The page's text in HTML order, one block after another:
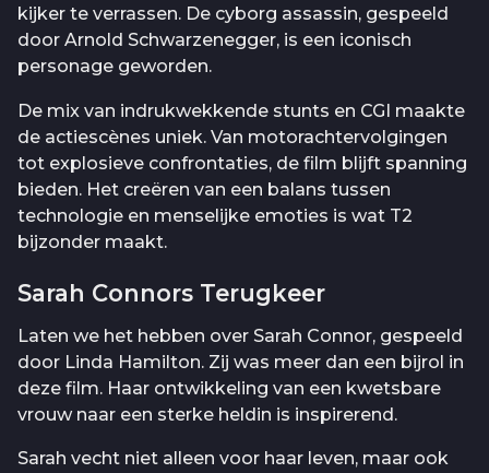
kijker te verrassen. De cyborg assassin, gespeeld
door Arnold Schwarzenegger, is een iconisch
personage geworden.
De mix van indrukwekkende stunts en CGI maakte
de actiescènes uniek. Van motorachtervolgingen
tot explosieve confrontaties, de film blijft spanning
bieden. Het creëren van een balans tussen
technologie en menselijke emoties is wat T2
bijzonder maakt.
Sarah Connors Terugkeer
Laten we het hebben over Sarah Connor, gespeeld
door Linda Hamilton. Zij was meer dan een bijrol in
deze film. Haar ontwikkeling van een kwetsbare
vrouw naar een sterke heldin is inspirerend.
Sarah vecht niet alleen voor haar leven, maar ook